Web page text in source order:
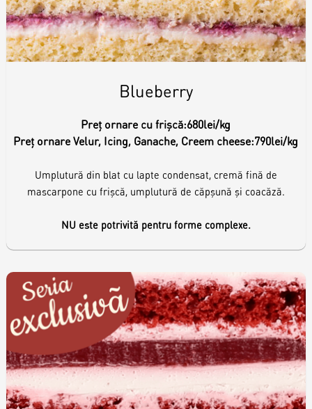
Blueberry
Preț ornare cu frișcă:680lei/kg
Preț ornare Velur, Icing, Ganache, Creem cheese:790lei/kg
Umplutură din blat cu lapte condensat, cremă fină de
mascarpone cu frișcă, umplutură de căpșună și coacăză.
NU este potrivită pentru forme complexe.